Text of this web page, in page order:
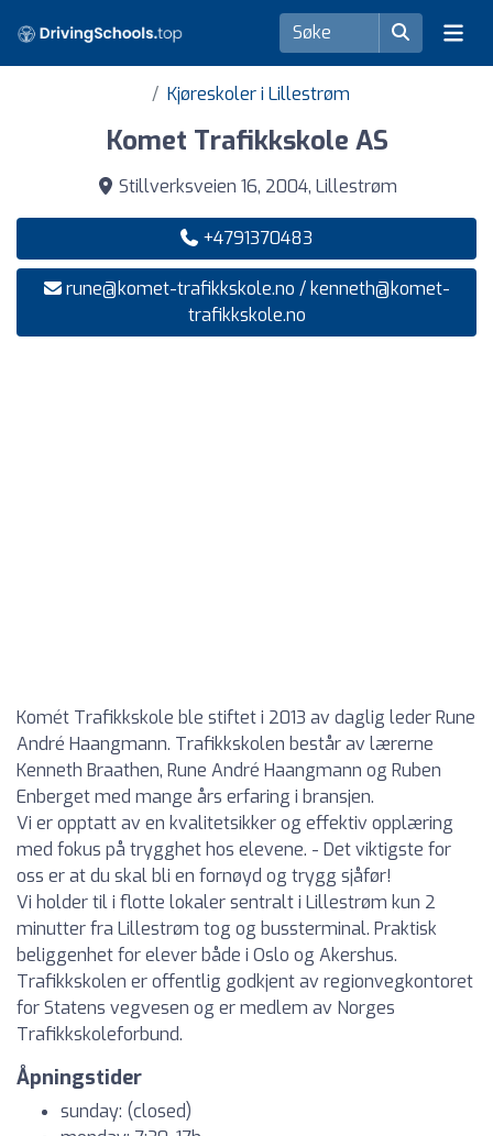
Kjøreskoler i Lillestrøm
Komet Trafikkskole AS
Stillverksveien 16, 2004, Lillestrøm
+4791370483
rune@komet-trafikkskole.no / kenneth@komet-
trafikkskole.no
Komét Trafikkskole ble stiftet i 2013 av daglig leder Rune
André Haangmann. Trafikkskolen består av lærerne
Kenneth Braathen, Rune André Haangmann og Ruben
Enberget med mange års erfaring i bransjen.
Vi er opptatt av en kvalitetsikker og effektiv opplæring
med fokus på trygghet hos elevene. - Det viktigste for
oss er at du skal bli en fornøyd og trygg sjåfør!
Vi holder til i flotte lokaler sentralt i Lillestrøm kun 2
minutter fra Lillestrøm tog og bussterminal. Praktisk
beliggenhet for elever både i Oslo og Akershus.
Trafikkskolen er offentlig godkjent av regionvegkontoret
for Statens vegvesen og er medlem av Norges
Trafikkskoleforbund.
Åpningstider
sunday: (closed)